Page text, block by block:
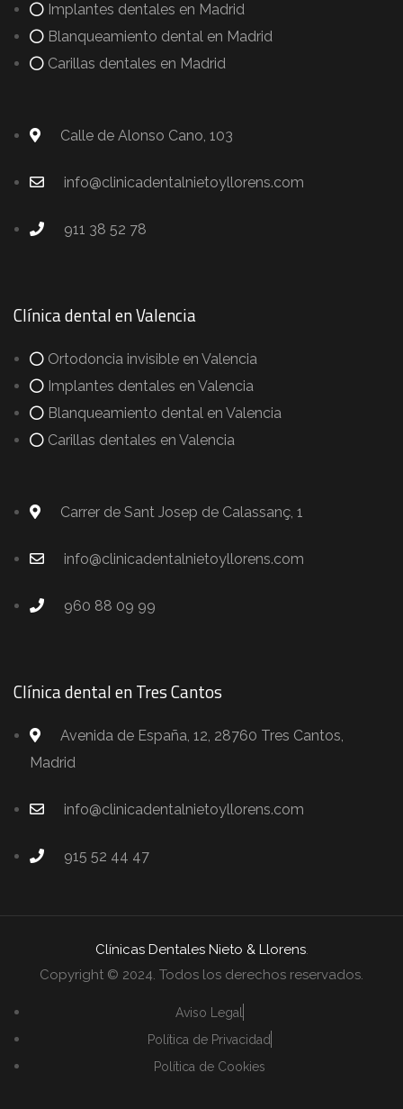
Implantes dentales en Madrid
Blanqueamiento dental en Madrid
Carillas dentales en Madrid
Calle de Alonso Cano, 103
info@clinicadentalnietoyllorens.com
911 38 52 78
Clínica dental en Valencia
Ortodoncia invisible en Valencia
Implantes dentales en Valencia
Blanqueamiento dental en Valencia
Carillas dentales en Valencia
Carrer de Sant Josep de Calassanç, 1
info@clinicadentalnietoyllorens.com
960 88 09 99
Clínica dental en Tres Cantos
Avenida de España, 12, 28760 Tres Cantos,
Madrid
info@clinicadentalnietoyllorens.com
915 52 44 47
Clínicas Dentales Nieto & Llorens.
Copyright © 2024. Todos los derechos reservados.
Aviso Legal
Política de Privacidad
Política de Cookies